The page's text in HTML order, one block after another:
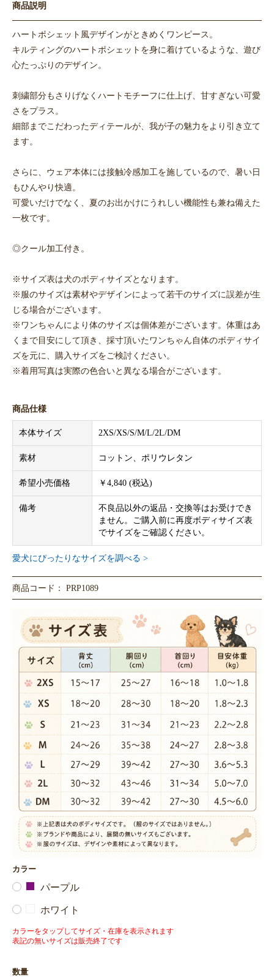
商品説明
ハートポシェット風デザインがときめくワンピース。
キルティングのハートポシェットを身に着けているような、遊び
心たっぷりのデザイン。
刺繍部分もさりげなくハートモチーフに仕上げ、甘すぎない可愛
さをプラス。
細部までこだわったディテールが、我が子の魅力をより引き立て
ます。
さらに、ウェア本体には接触冷感加工を施しているので、暑い日
もひんやり快適。
可愛いだけでなく、夏のお出かけにうれしい機能性も兼ね備えた
一枚です。
◎クール加工付き。
※サイズ表は犬のボディサイズとなります。
※服のサイズは素材やデザインによって若干のサイズに誤差が生
じる場合がございます。
※ワンちゃんにより体のサイズは個体差がございます。体重はあ
くまで目安にして頂き、採寸頂いたワンちゃん自体のボディサイ
ズを元に、購入サイズをご検討ください。
※着用写真は実際の色合いと異なる場合がございます。
商品仕様
本体サイズ 2XS/XS/S/M/L/2L/DM
素材 コットン、ポリウレタン
希望小売価格 ￥4,840 (税込)
備考
不良品以外の返品・交換等はお受けでき
ません。ご購入前に再度ボディサイズ表
でサイズをご確認ください。
愛犬にぴったりなサイズを調べる >
商品コード： PRP1089
カラー
パープル
ホワイト
カラーをタップしてサイズ・在庫を表示されます
表記の無いサイズは販売終了です
数量